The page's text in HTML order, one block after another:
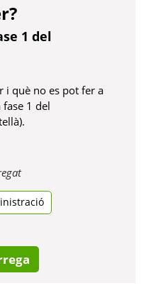
1 del
i què no es pot fer a
1 del
Obre
una
pestanya